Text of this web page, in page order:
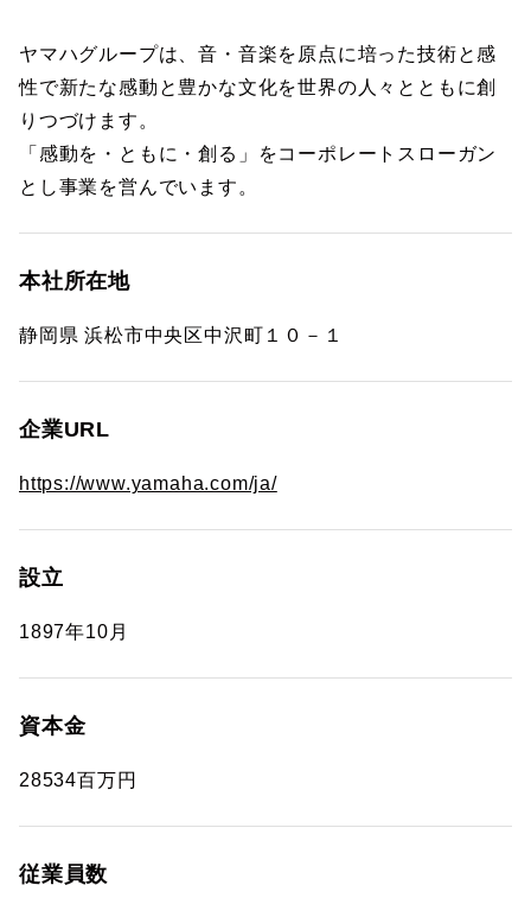
ヤマハグループは、音・音楽を原点に培った技術と感
性で新たな感動と豊かな文化を世界の人々とともに創
りつづけます。
「感動を・ともに・創る」をコーポレートスローガン
とし事業を営んでいます。
本社所在地
静岡県 浜松市中央区中沢町１０－１
企業URL
https://www.yamaha.com/ja/
設立
1897年10月
資本金
28534百万円
従業員数